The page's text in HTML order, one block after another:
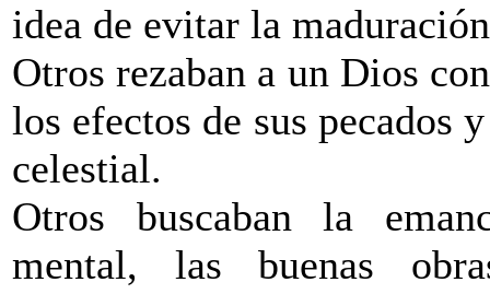
idea de evitar la
Otros rezaban a un Dios
los efectos de sus pecados
celestial.
Otros buscaban la
mental, las buenas